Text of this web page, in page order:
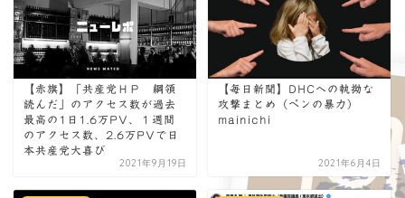
【赤旗】「共産党ＨＰ 綱領
読んだ」のアクセス数が過去
最高の1日1.6万PV、１週間
のアクセス数、2.6万PVで日
本共産党大喜び
2021年9月19日
【毎日新聞】DHCへの執拗な
攻撃まとめ（ペンの暴力）
mainichi
2021年6月4日